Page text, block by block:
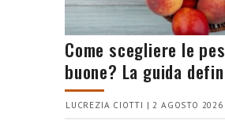
Come scegliere le
buone? La guida
LUCREZIA CIOTTI | 2 AGOSTO 2026